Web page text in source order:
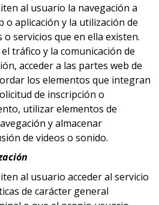
al usuario la navegación a
o aplicación y la utilización de
servicios que en ella existen.
tráfico y la comunicación de
acceder a las partes web de
los elementos que integran
de inscripción o
utilizar elementos de
y almacenar
de videos o sonido.
al usuario acceder al servicio
de carácter general